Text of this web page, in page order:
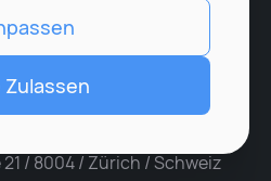
reserved
/ 8004 / Zürich / Schweiz
Zulassen